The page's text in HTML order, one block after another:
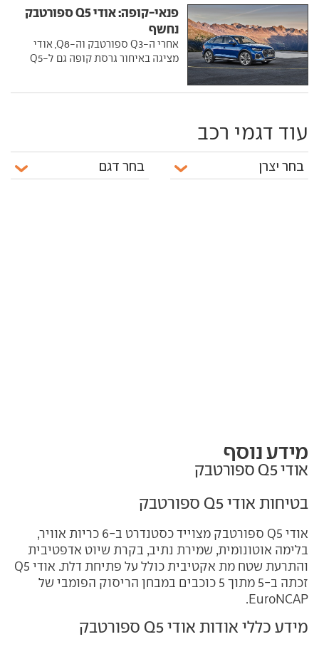
פנאי-קופה: אודי Q5 ספורטבק
נחשף
אחרי ה-Q3 ספורטבק וה-Q8, אודי
מציגה באיחור גרסת קופה גם ל-Q5
עוד דגמי רכב
מידע נוסף
אודי Q5 ספורטבק
בטיחות אודי Q5 ספורטבק
אודי Q5 ספורטבק מצוייד כסטנדרט ב-6 כריות אוויר,
בלימה אוטונומית, שמירת נתיב, בקרת שיוט אדפטיבית
והתרעת שטח מת אקטיבית כולל על פתיחת דלת. אודי Q5
זכתה ב-5 מתוך 5 כוכבים במבחן הריסוק הפומבי של
EuroNCAP.
מידע כללי אודות אודי Q5 ספורטבק